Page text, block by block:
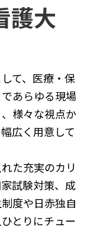
護大
て、医療・保
あらゆる現場
様々な視点か
広く用意して
た充実のカリ
試験対策、成
度や日赤独自
とりにチュー